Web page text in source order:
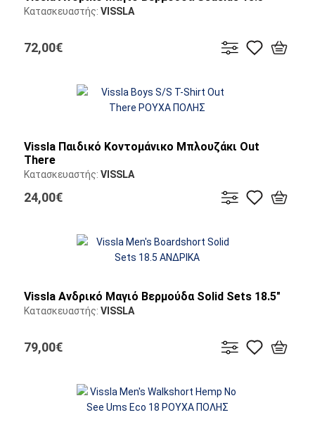
Κατασκευαστής: VISSLA
72,00€
Vissla Παιδικό Κοντομάνικο Μπλουζάκι Out
There
Κατασκευαστής: VISSLA
24,00€
Vissla Ανδρικό Μαγιό Βερμούδα Solid Sets 18.5"
Κατασκευαστής: VISSLA
79,00€